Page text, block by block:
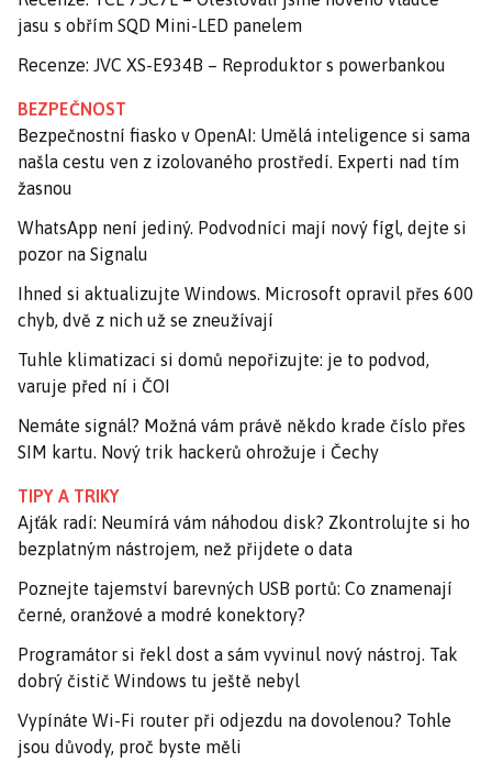
jasu s obřím SQD Mini-LED panelem
Recenze: JVC XS-E934B – Reproduktor s powerbankou
BEZPEČNOST
Bezpečnostní fiasko v OpenAI: Umělá inteligence si sama
našla cestu ven z izolovaného prostředí. Experti nad tím
žasnou
WhatsApp není jediný. Podvodníci mají nový fígl, dejte si
pozor na Signalu
Ihned si aktualizujte Windows. Microsoft opravil přes 600
chyb, dvě z nich už se zneužívají
Tuhle klimatizaci si domů nepořizujte: je to podvod,
varuje před ní i ČOI
Nemáte signál? Možná vám právě někdo krade číslo přes
SIM kartu. Nový trik hackerů ohrožuje i Čechy
TIPY A TRIKY
Ajťák radí: Neumírá vám náhodou disk? Zkontrolujte si ho
bezplatným nástrojem, než přijdete o data
Poznejte tajemství barevných USB portů: Co znamenají
černé, oranžové a modré konektory?
Programátor si řekl dost a sám vyvinul nový nástroj. Tak
dobrý čistič Windows tu ještě nebyl
Vypínáte Wi-Fi router při odjezdu na dovolenou? Tohle
jsou důvody, proč byste měli